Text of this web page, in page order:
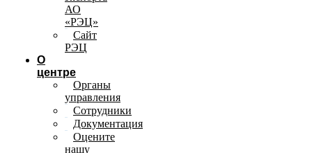
АО
«РЭЦ»
Сайт
РЭЦ
О
центре
Органы
управления
Сотрудники
Документация
Оцените
нашу